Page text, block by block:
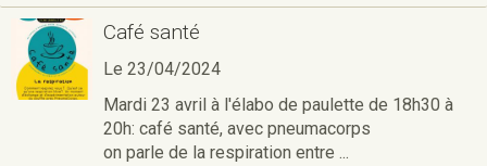
Café santé
Le 23/04/2024
Mardi 23 avril à l'élabo de paulette de 18h30 à
20h: café santé, avec pneumacorps
on parle de la respiration entre ...